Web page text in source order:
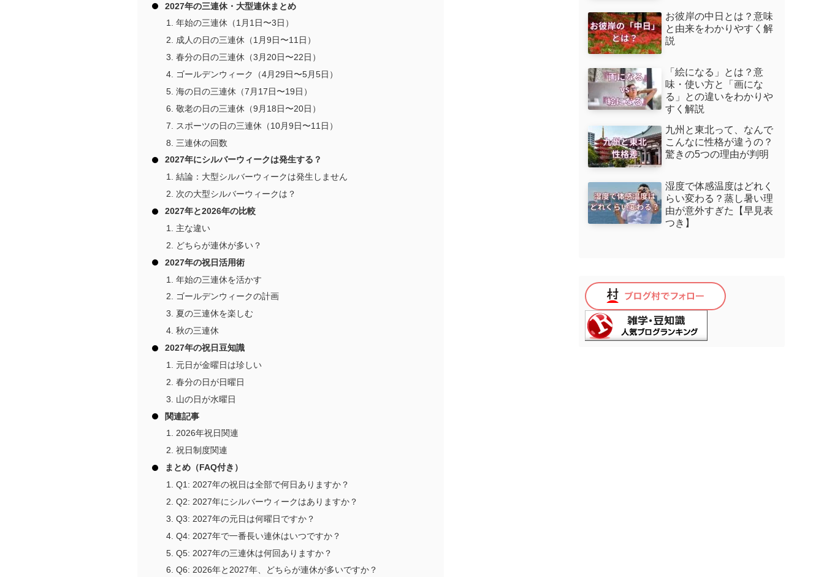
2027年の三連休・大型連休まとめ
年始の三連休（1月1日〜3日）
成人の日の三連休（1月9日〜11日）
春分の日の三連休（3月20日〜22日）
ゴールデンウィーク（4月29日〜5月5日）
海の日の三連休（7月17日〜19日）
敬老の日の三連休（9月18日〜20日）
スポーツの日の三連休（10月9日〜11日）
三連休の回数
2027年にシルバーウィークは発生する？
結論：大型シルバーウィークは発生しません
次の大型シルバーウィークは？
2027年と2026年の比較
主な違い
どちらが連休が多い？
2027年の祝日活用術
年始の三連休を活かす
ゴールデンウィークの計画
夏の三連休を楽しむ
秋の三連休
2027年の祝日豆知識
元日が金曜日は珍しい
春分の日が日曜日
山の日が水曜日
関連記事
2026年祝日関連
祝日制度関連
まとめ（FAQ付き）
Q1: 2027年の祝日は全部で何日ありますか？
Q2: 2027年にシルバーウィークはありますか？
Q3: 2027年の元日は何曜日ですか？
Q4: 2027年で一番長い連休はいつですか？
Q5: 2027年の三連休は何回ありますか？
Q6: 2026年と2027年、どちらが連休が多いですか？
お彼岸の中日とは？意味
と由来をわかりやすく解
説
「絵になる」とは？意
味・使い方と「画にな
る」との違いをわかりや
すく解説
九州と東北って、なんで
こんなに性格が違うの？
驚きの5つの理由が判明
湿度で体感温度はどれく
らい変わる？蒸し暑い理
由が意外すぎた【早見表
つき】